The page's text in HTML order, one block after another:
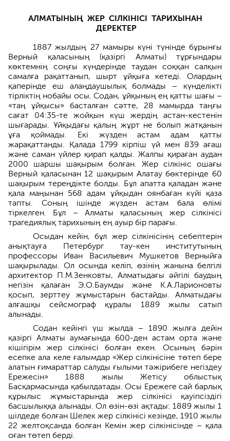
АЛМАТЫНЫҢ ЖЕР СІЛКІНІСІ ТАРИХЫНАН
ДЕРЕКТЕР
1887 жылдың 27 мамыры күні түнінде бұрынғы
Верный қаласының (қазіргі Алматы) тұрғындары
көктемнің соңғы күндерінде таудан соққан салқын
самалға рақаттанып, шырт ұйқыға кетеді. Олардың
қаперінде еш алаңдаушылық болмады – күнделікті
тірліктің нобайы осы. Содан, ұйқының ең қатты шағы –
«таң ұйқысы» басталған сәтте, 28 мамырда таңғы
сағат 04:35-те жойқын күш жердің астан-кестенін
шығарады. Ұйқыдағы қалың жұрт не болып жатқанын
ұға қоймады. Екі жүзден астам адам қатты
жарақаттанды. Қалада 1799 кірпіш үй мен 839 ағаш
және саман үйлер қирап қалды. Жалпы қираған аудан
2000 шаршы шақырым болған. Жер сілкініс ошағы
Верный қаласынан 12 шақырым Алатау бөктерінде 60
шақырым тереңдікте болды. Бұл апатта қаладан және
қала маңынан 568 адам ұйқыдан оянбаған күйі қаза
тапты. Соның ішінде жүзден астам бала өлімі
тіркелген. Бұл – Алматы қаласының жер сілкінісі
трагедиялық тарихының ең ауыр бір парағы.
Осыдан кейін, бұл жер сілкінісінің себептерін
анықтауға Петербург тау-кен институтының
профессоры Иван Васильевич Мушкетов Верныйға
шақырылады. Ол осында келіп, өзінің жанына белгілі
архитектор П.М.Зенковты, Алматыдағы әйгілі баудың
негізін қалаған Э.О.Баумды және К.А.Ларионовты
қосып, зерттеу жұмыстарын бастайды. Алматыдағы
алғашқы сейсмограф құралы 1889 жылы сатып
алынады.
Содан кейінгі үш жылда – 1890 жылға дейін
қазіргі Алматы аумағында 600-ден астам орта және
кішігірім жер сілкінісі болған екен. Осының бәрін
есепке ала келе ғалымдар «Жер сілкінісіне төтеп бере
алатын ғимараттар салуды ғылыми тәжірибеге негіздеу
Ережесін» 1888 жылы Жетісу облыстық
Басқармасында қабылдатады. Осы Ережеге сай барлық
құрылыс жұмыстарында жер сілкінісі қауіпсіздігі
басшылыққа алынады. Ол өзін-өзі ақтады: 1889 жылы 1
шілдеде болған Шелек жер сілкінісі кезінде, 1910 жылы
22 желтоқсанда болған Кемін жер сілкінісінде – қала
оған төтеп берді.